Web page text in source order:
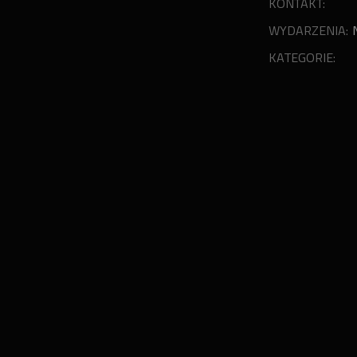
KONTAKT:
WYDARZENIA:
KATEGORIE: